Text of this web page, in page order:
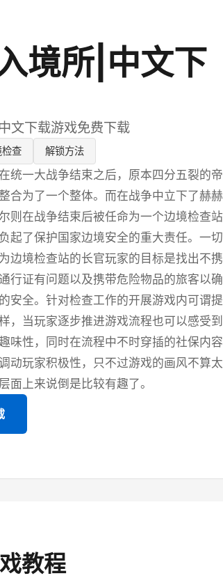
境所|中文下
文下载游戏免费下载
查 解锁方法
统一大战争结束之后，原本四分五裂的帝
合为了一个整体。而在战争中立下了赫赫
则在战争结束后被任命为一个边境检查站
起了保护国家边境安全的重大责任。一切
边境检查站的长官玩家的目标是找出不携
行证有问题以及携带危险物品的旅客以确
安全。针对检查工作的开展游戏内可谓提
，当玩家逐步推进游戏流程也可以感受到
味性，同时在流程中不时穿插的社保内容
动玩家积极性，只不过游戏的画风不算太
面上来说倒是比较有趣了。
教程